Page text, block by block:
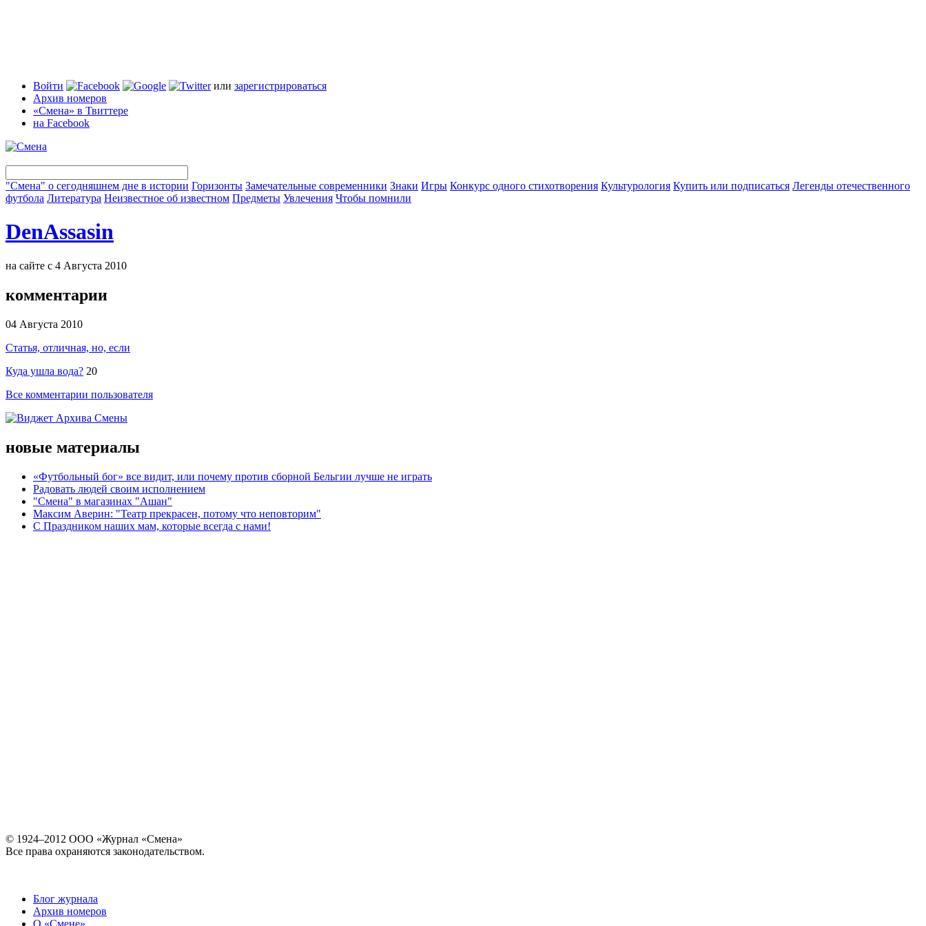
Войти или зарегистрироваться
Архив номеров
«Смена» в Твиттере
на Facebook
"Смена" о сегодняшнем дне в истории Горизонты Замечательные современники Знаки Игры Конкурс одного стихотворения Культурология Купить или подписаться Легенды отечественного
футбола Литература Неизвестное об известном Предметы Увлечения Чтобы помнили
DenAssasin
на сайте с 4 Августа 2010
комментарии
04 Августа 2010
Статья, отличная, но, если
Куда ушла вода? 20
Все комментарии пользователя
новые материалы
«Футбольный бог» все видит, или почему против сборной Бельгии лучше не играть
Радовать людей своим исполнением
"Смена" в магазинах "Ашан"
Максим Аверин: "Театр прекрасен, потому что неповторим"
С Праздником наших мам, которые всегда с нами!
© 1924–2012 ООО «Журнал «Смена»
Все права охраняются законодательством.
Блог журнала
Архив номеров
О «Смене»